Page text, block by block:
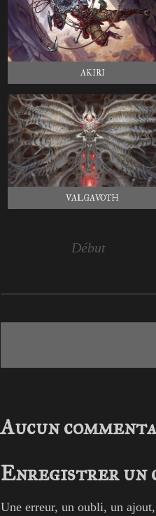
AKIRI
VALGAVOTH
Début
Aucun
Enregistrer un
Une erreur, un oubli, un